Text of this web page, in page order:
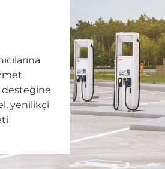
desteğine
yenilikçi